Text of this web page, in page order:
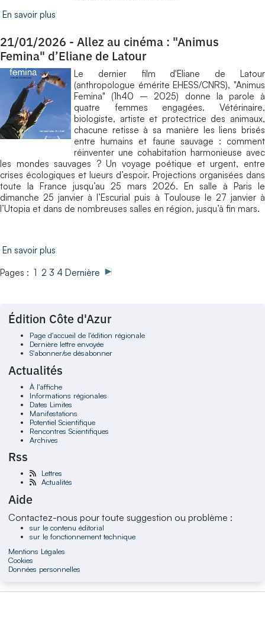
En savoir plus
21/01/2026 - Allez au cinéma : "Animus
Femina" d’Eliane de Latour
Le dernier film d'Eliane de Latour
(anthropologue émérite EHESS/CNRS), "Animus
Femina" (1h40 – 2025) donne la parole à
quatre femmes engagées. Vétérinaire,
biologiste, artiste et protectrice des animaux,
chacune retisse à sa manière les liens brisés
entre humains et faune sauvage : comment
réinventer une cohabitation harmonieuse avec
les mondes sauvages ? Un voyage poétique et urgent, entre
crises écologiques et lueurs d’espoir. Projections organisées dans
toute la France jusqu’au 25 mars 2026. En salle à Paris le
dimanche 25 janvier à l’Escurial puis à Toulouse le 27 janvier à
l’Utopia et dans de nombreuses salles en région, jusqu’à fin mars.
En savoir plus
Pages : 1 2 3 4 Dernière
Édition Côte d'Azur
Page d'accueil de l'édition régionale
Dernière lettre envoyée
S'abonner/se désabonner
Actualités
À l'affiche
Informations régionales
Dates Limites
Manifestations
Potentiel Scientifique
Rencontres Scientifiques
Archives
Rss
Lettres
Actualités
Aide
Contactez-nous pour toute suggestion ou problème :
sur le contenu éditorial
sur le fonctionnement technique
Mentions Légales
Cookies
Données personnelles